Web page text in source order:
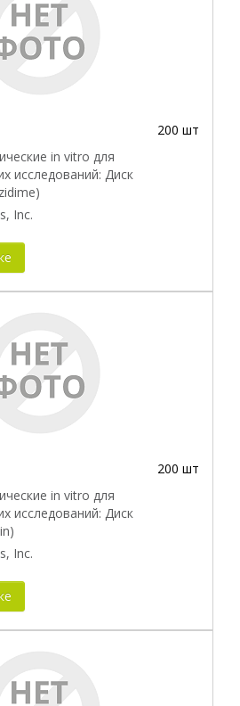
200 шт
in vitro для
исследований: Диск
Inc.
200 шт
in vitro для
исследований: Диск
Inc.